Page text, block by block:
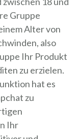
Gruppe
Alter von
also
Ihr Produkt
zu erzielen.
hat es
zu
Ihr